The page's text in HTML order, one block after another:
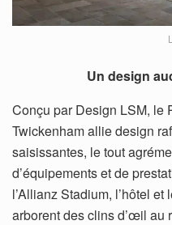
Un design
Conçu par Design LSM, le
Twickenham allie design
saisissantes, le tout
d’équipements et de
l’Allianz Stadium, l’hôtel
arborent des clins d’œil au